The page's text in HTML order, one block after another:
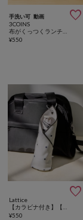
手洗い可 動画 
3COINS
¥550

Lattice
¥550